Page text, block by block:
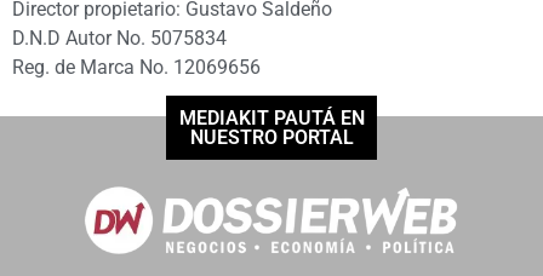
Director propietario: Gustavo Saldeño
D.N.D Autor No. 5075834
Reg. de Marca No. 12069656
MEDIAKIT PAUTÁ EN
NUESTRO PORTAL